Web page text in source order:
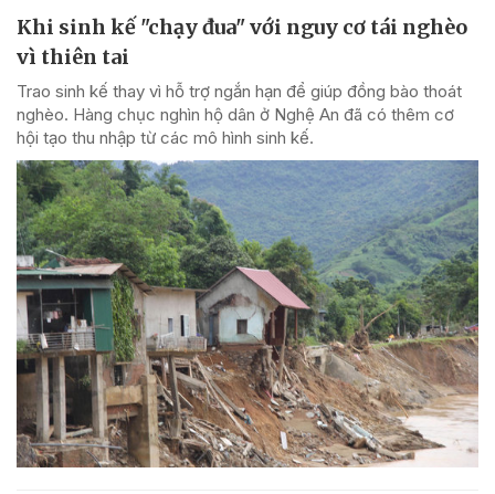
Khi sinh kế "chạy đua" với nguy cơ tái nghèo
vì thiên tai
Trao sinh kế thay vì hỗ trợ ngắn hạn để giúp đồng bào thoát
nghèo. Hàng chục nghìn hộ dân ở Nghệ An đã có thêm cơ
hội tạo thu nhập từ các mô hình sinh kế.